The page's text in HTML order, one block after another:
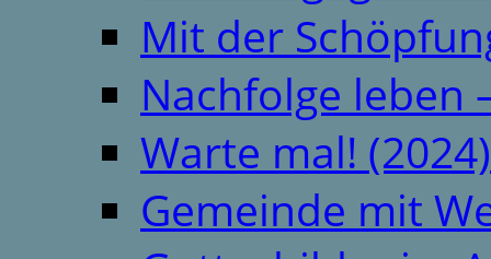
Mit der
Nachfolge leben
Warte mal! (2024)
Gemeinde mit